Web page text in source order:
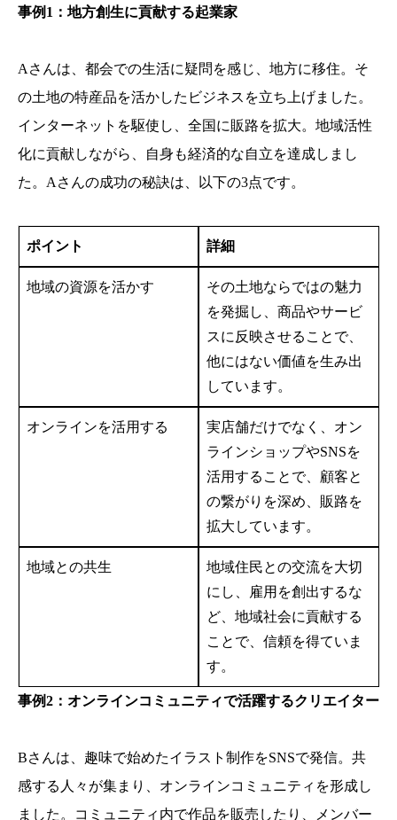
事例1：地方創生に貢献する起業家
Aさんは、都会での生活に疑問を感じ、地方に移住。そ
の土地の特産品を活かしたビジネスを立ち上げました。
インターネットを駆使し、全国に販路を拡大。地域活性
化に貢献しながら、自身も経済的な自立を達成しまし
た。Aさんの成功の秘訣は、以下の3点です。
ポイント 詳細
地域の資源を活かす
その土地ならではの魅力
を発掘し、商品やサービ
スに反映させることで、
他にはない価値を生み出
しています。
オンラインを活用する
実店舗だけでなく、オン
ラインショップやSNSを
活用することで、顧客と
の繋がりを深め、販路を
拡大しています。
地域との共生
地域住民との交流を大切
にし、雇用を創出するな
ど、地域社会に貢献する
ことで、信頼を得ていま
す。
事例2：オンラインコミュニティで活躍するクリエイター
Bさんは、趣味で始めたイラスト制作をSNSで発信。共
感する人々が集まり、オンラインコミュニティを形成し
ました。コミュニティ内で作品を販売したり、メンバー